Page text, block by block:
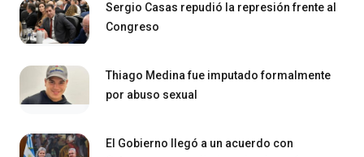
Sergio Casas repudió la represión frente al
Congreso
Thiago Medina fue imputado formalmente
por abuso sexual
El Gobierno llegó a un acuerdo con